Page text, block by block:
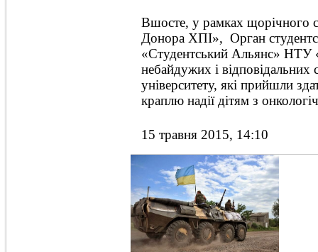
Вшосте, у рамках щорічного
Донора ХПІ», Орган
«Студентський Альянс» НТУ
небайдужих і відповідальних
університету, які прийшли
краплю надії дітям з
15 травня 2015, 14:10